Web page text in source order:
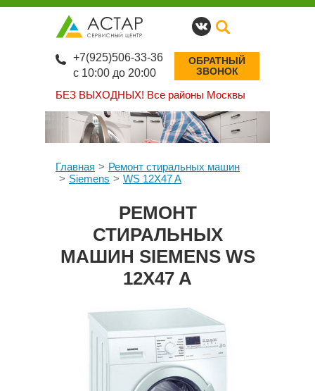
БЕЗ ВЫХОДНЫХ! Все районы Москвы
+7(925)506-33-36
с 10:00 до 20:00
ОБРАТНЫЙ
ЗВОНОК
Главная
Ремонт стиральных машин
Siemens
WS 12X47 A
РЕМОНТ
СТИРАЛЬНЫХ
МАШИН SIEMENS WS
12X47 A